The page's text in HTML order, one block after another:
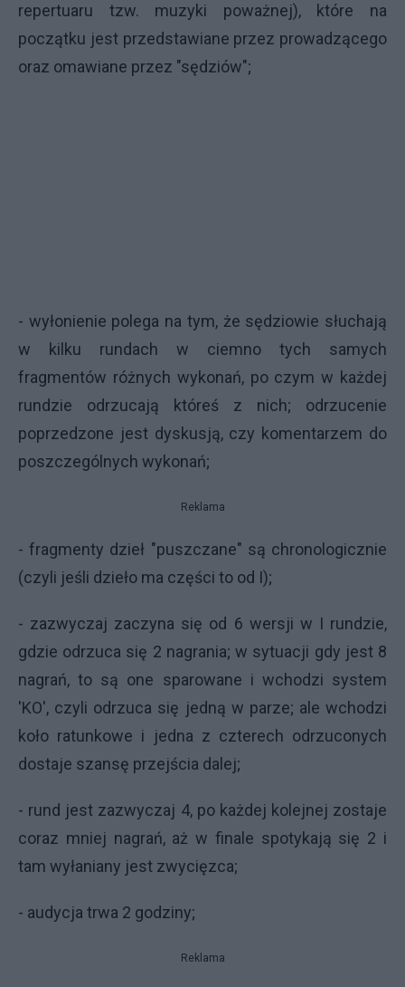
repertuaru tzw. muzyki poważnej), które na
początku jest przedstawiane przez prowadzącego
oraz omawiane przez "sędziów";
- wyłonienie polega na tym, że sędziowie słuchają
w kilku rundach w ciemno tych samych
fragmentów różnych wykonań, po czym w każdej
rundzie odrzucają któreś z nich; odrzucenie
poprzedzone jest dyskusją, czy komentarzem do
poszczególnych wykonań;
Reklama
- fragmenty dzieł "puszczane" są chronologicznie
(czyli jeśli dzieło ma części to od I);
- zazwyczaj zaczyna się od 6 wersji w I rundzie,
gdzie odrzuca się 2 nagrania; w sytuacji gdy jest 8
nagrań, to są one sparowane i wchodzi system
'KO', czyli odrzuca się jedną w parze; ale wchodzi
koło ratunkowe i jedna z czterech odrzuconych
dostaje szansę przejścia dalej;
- rund jest zazwyczaj 4, po każdej kolejnej zostaje
coraz mniej nagrań, aż w finale spotykają się 2 i
tam wyłaniany jest zwycięzca;
- audycja trwa 2 godziny;
Reklama